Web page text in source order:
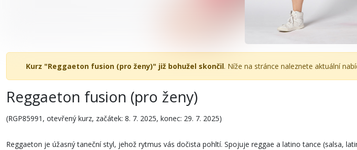
Kurz "Reggaeton fusion (pro ženy)" již bohužel skončil. Níže na stránce naleznete aktuální
Reggaeton fusion (pro ženy)
(RGP85991, otevřený kurz, začátek: 8. 7. 2025, konec: 29. 7. 2025)
Reggaeton je úžasný taneční styl, jehož rytmus vás dočista pohltí. Spojuje reggae a latino tance (salsa,